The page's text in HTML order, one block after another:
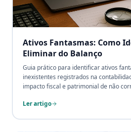
Ativos Fantasmas: Como
Eliminar do Balanço
Guia prático para identificar ativos
inexistentes registrados na
impacto fiscal e patrimonial de não
Ler artigo